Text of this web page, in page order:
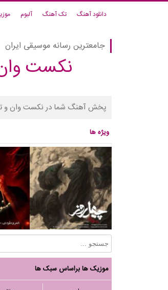
دانلود آهنگ تک آهنگ آلبوم
جامعترین رسانه موسیقی ایران
نکست
پخش آهنگ شما در نکست وان و
ویژه ها
موزیک ها براساس سبک ها